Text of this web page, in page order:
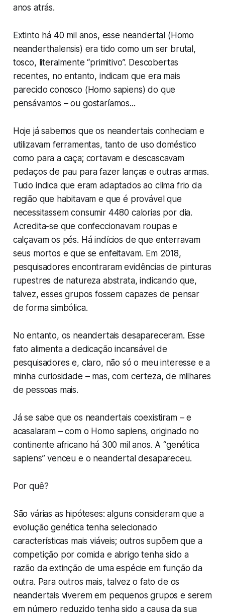
anos atrás.
Extinto há 40 mil anos, esse neandertal (Homo
neanderthalensis) era tido como um ser brutal,
tosco, literalmente “primitivo”. Descobertas
recentes, no entanto, indicam que era mais
parecido conosco ( Homo sapiens) do que
pensávamos – ou gostaríamos...
Hoje já sabemos que os neandertais conheciam e
utilizavam ferramentas, tanto de uso doméstico
como para a caça; cortavam e descascavam
pedaços de pau para fazer lanças e outras armas.
Tudo indica que eram adaptados ao clima frio da
região que habitavam e que é provável que
necessitassem consumir 4480 calorias por dia.
Acredita-se que confeccionavam roupas e
calçavam os pés. Há indícios de que enterravam
seus mortos e que se enfeitavam. Em 2018,
pesquisadores encontraram evidências de pinturas
rupestres de natureza abstrata, indicando que,
talvez, esses grupos fossem capazes de pensar
de forma simbólica.
No entanto, os neandertais desapareceram. Esse
fato alimenta a dedicação incansável de
pesquisadores e, claro, não só o meu interesse e a
minha curiosidade – mas, com certeza, de milhares
de pessoas mais.
Já se sabe que os neandertais coexistiram – e
acasalaram – com o Homo sapiens, originado no
continente africano há 300 mil anos. A “genética
sapiens” venceu e o neandertal desapareceu.
Por quê?
São várias as hipóteses: alguns consideram que a
evolução genética tenha selecionado
características mais viáveis; outros supõem que a
competição por comida e abrigo tenha sido a
razão da extinção de uma espécie em função da
outra. Para outros mais, talvez o fato de os
neandertais viverem em pequenos grupos e serem
em número reduzido tenha sido a causa da sua